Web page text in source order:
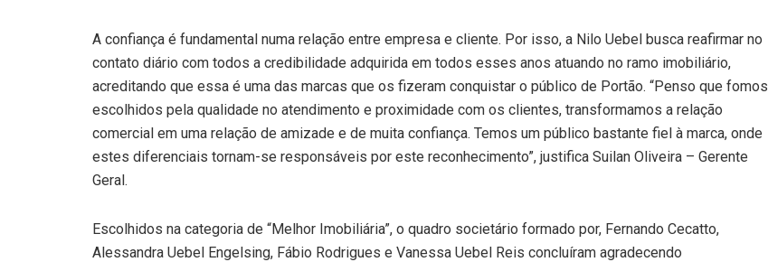
A confiança é fundamental numa relação entre empresa e cliente. Por isso, a Nilo Uebel busca reafirmar no
contato diário com todos a credibilidade adquirida em todos esses anos atuando no ramo imobiliário,
acreditando que essa é uma das marcas que os fizeram conquistar o público de Portão. “Penso que fomos
escolhidos pela qualidade no atendimento e proximidade com os clientes, transformamos a relação
comercial em uma relação de amizade e de muita confiança. Temos um público bastante fiel à marca, onde
estes diferenciais tornam-se responsáveis por este reconhecimento”, justifica Suilan Oliveira – Gerente
Geral.
Escolhidos na categoria de “Melhor Imobiliária”, o quadro societário formado por, Fernando Cecatto,
Alessandra Uebel Engelsing, Fábio Rodrigues e Vanessa Uebel Reis concluíram agradecendo